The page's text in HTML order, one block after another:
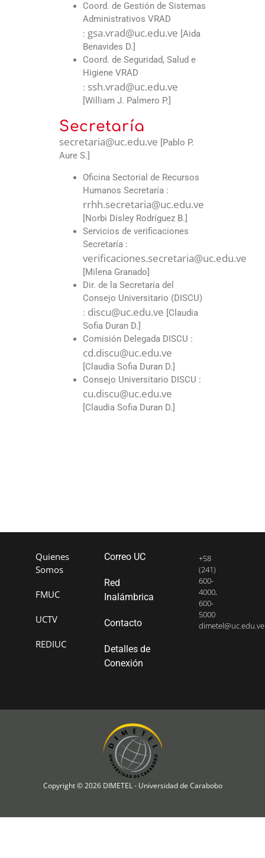
Coord. de Gestión de Sistemas
Administrativos VRAD
: gsa.vrad@uc.edu.ve [Aida
Benavides D.]
Coord. de Seguridad, Salud e
Higiene VRAD
: ssh.vrad@uc.edu.ve
[William J. Palmero P.]
Secretaría
secretaria@uc.edu.ve [Pablo P.
Aure S.]
Oficina Sectorial de Recursos
Humanos Secretaría :
rrhh.secretaria@uc.edu.ve
[Norbi Disley Rodríguez B.]
Servicios de verificaciones
Secretaría :
verificaciones.secretaria@uc.edu.ve
[Milena Granado]
Dir. de la Secretaría del
Consejo Universitario (DISCU)
: discu@uc.edu.ve [Claudia
Sofia Duran D.]
Comisión Delegada DISCU :
cd.discu@uc.edu.ve
[Claudia Sofia Duran D.]
Consejo Universitario DISCU :
cu.discu@uc.edu.ve
[Claudia Sofia Duran D.]
Quienes
Somos
FMUC
UCTV
REDIUC
Correo UC
Red
Inalámbrica
Contacto
Detalles de
Conexión
+58
(241)
600-
4000,
600-
5000
dimetel@uc.edu.ve
Copyright © 2026 DIMETEL - Universidad de Carabobo